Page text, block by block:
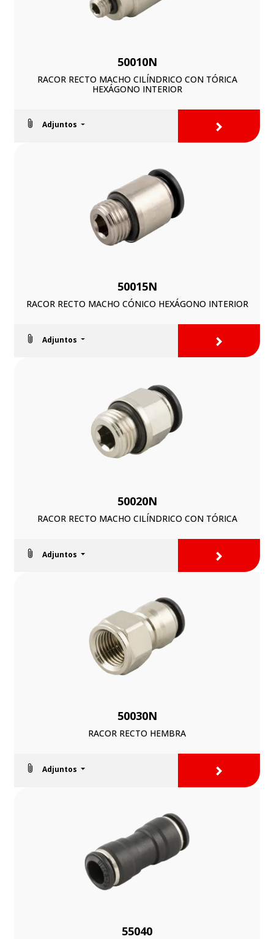
50010N
RACOR RECTO MACHO CILÍNDRICO CON TÓRICA
HEXÁGONO INTERIOR
Adjuntos >
50015N
RACOR RECTO MACHO CÓNICO HEXÁGONO INTERIOR
Adjuntos >
50020N
RACOR RECTO MACHO CILÍNDRICO CON TÓRICA
Adjuntos >
50030N
RACOR RECTO HEMBRA
Adjuntos >
55040